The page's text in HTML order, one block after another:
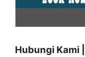
Hubungi Kami